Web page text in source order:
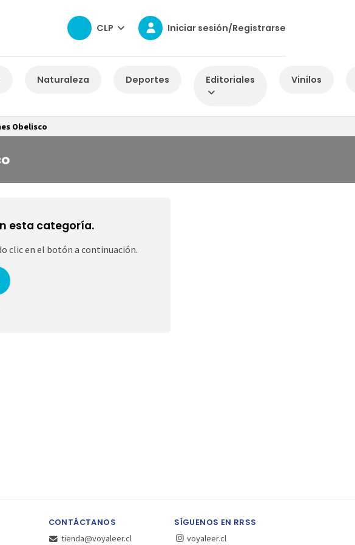
CLP Iniciar sesión/Registrarse
Naturaleza Deportes Editoriales Vinilos
Obelisco
esta categoría.
clic en el botón a continuación.
CONTÁCTANOS
tienda@voyaleer.cl
SÍGUENOS EN RRSS
voyaleer.cl